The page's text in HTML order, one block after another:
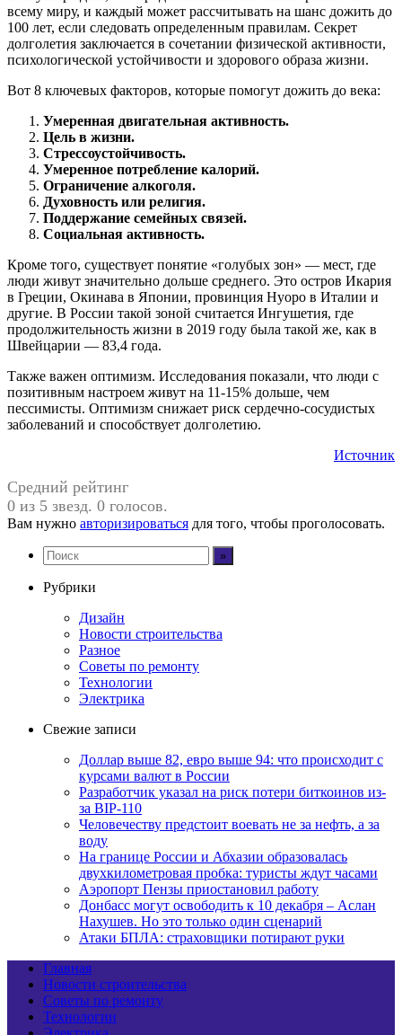
всему миру, и каждый может рассчитывать на шанс дожить до
100 лет, если следовать определенным правилам. Секрет
долголетия заключается в сочетании физической активности,
психологической устойчивости и здорового образа жизни.
Вот 8 ключевых факторов, которые помогут дожить до века:
Умеренная двигательная активность.
Цель в жизни.
Стрессоустойчивость.
Умеренное потребление калорий.
Ограничение алкоголя.
Духовность или религия.
Поддержание семейных связей.
Социальная активность.
Кроме того, существует понятие «голубых зон» — мест, где
люди живут значительно дольше среднего. Это остров Икария
в Греции, Окинава в Японии, провинция Нуоро в Италии и
другие. В России такой зоной считается Ингушетия, где
продолжительность жизни в 2019 году была такой же, как в
Швейцарии — 83,4 года.
Также важен оптимизм. Исследования показали, что люди с
позитивным настроем живут на 11-15% дольше, чем
пессимисты. Оптимизм снижает риск сердечно-сосудистых
заболеваний и способствует долголетию.
Источник
Средний рейтинг
0 из 5 звезд. 0 голосов.
Вам нужно авторизироваться для того, чтобы проголосовать.
Рубрики
Дизайн
Новости строительства
Разное
Советы по ремонту
Технологии
Электрика
Свежие записи
Доллар выше 82, евро выше 94: что происходит с
курсами валют в России
Разработчик указал на риск потери биткоинов из-
за BIP-110
Человечеству предстоит воевать не за нефть, а за
воду
На границе России и Абхазии образовалась
двухкилометровая пробка: туристы ждут часами
Аэропорт Пензы приостановил работу
Донбасс могут освободить к 10 декабря – Аслан
Нахушев. Но это только один сценарий
Атаки БПЛА: страховщики потирают руки
Главная
Новости строительства
Советы по ремонту
Технологии